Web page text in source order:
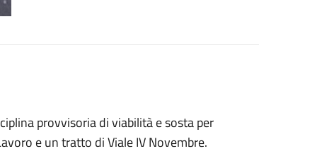
provvisoria di viabilità e sosta per
e un tratto di Viale IV Novembre.